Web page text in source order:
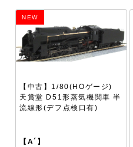
NEW
【中古】1/80(HOゲージ)
天賞堂 D51形蒸気機関車 半
流線形(デフ点検口有)
【A´】